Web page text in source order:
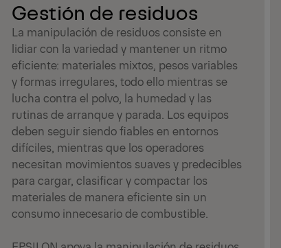
Gestión de residuos
La manipulación de residuos consiste en
lidiar con la variedad y mantener un ritmo
eficiente: materiales mixtos, pesos variables
y formas irregulares, todo ello mientras se
lucha contra el polvo, la humedad y las
rutinas de arranque y parada. Los equipos
deben seguir siendo fiables en entornos
difíciles, mientras que los operadores
necesitan movimientos suaves y predecibles
para cargar, clasificar y compactar los
materiales de manera eficiente sin un
consumo innecesario de combustible.